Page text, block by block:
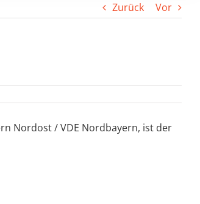
Zurück Vor
Nordost / VDE Nordbayern, ist der